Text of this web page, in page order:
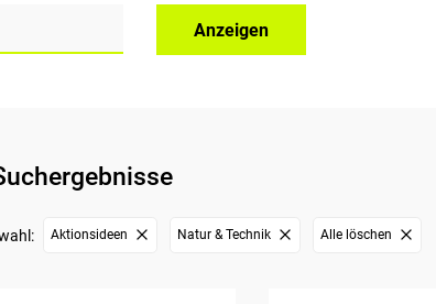
Anzeigen
Aktionsideen Natur & Technik Alle löschen